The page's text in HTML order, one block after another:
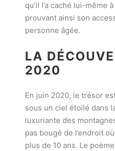
qu’il l’a caché lui-même
prouvant ainsi son
personne âgée.
LA
2020
En juin 2020, le trésor
sous un ciel étoilé dans
luxuriante des
pas bougé de l’endroit
plus de 10 ans. Le